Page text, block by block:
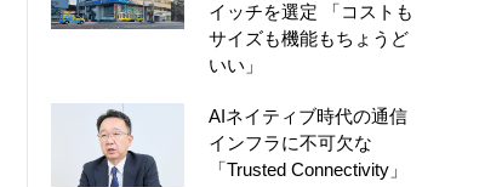
イッチを選定 「コストも
サイズも機能もちょうど
いい」
AIネイティブ時代の通信
インフラに不可欠な
「Trusted Connectivity」